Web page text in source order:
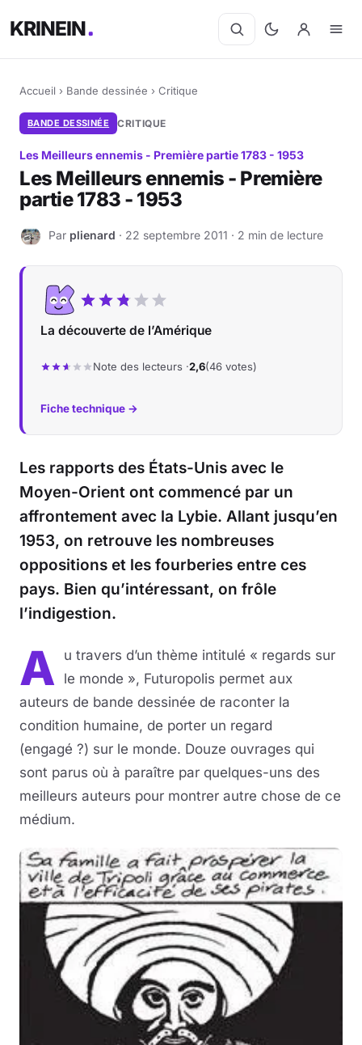
KRINEIN
Accueil › Bande dessinée › Critique
BANDE DESSINÉE CRITIQUE
Les Meilleurs ennemis - Première partie 1783 - 1953
Les Meilleurs ennemis - Première
partie 1783 - 1953
P Par plienard · 22 septembre 2011 · 2 min de lecture
La découverte de l’Amérique
Note des lecteurs ·2,6(46 votes)
Fiche technique →
Les rapports des États-Unis avec le
Moyen-Orient ont commencé par un
affrontement avec la Lybie. Allant jusqu’en
1953, on retrouve les nombreuses
oppositions et les fourberies entre ces
pays. Bien qu’intéressant, on frôle
l’indigestion.
A u travers d’un thème intitulé « regards sur
le monde », Futuropolis permet aux
auteurs de bande dessinée de raconter la
condition humaine, de porter un regard
(engagé ?) sur le monde. Douze ouvrages qui
sont parus où à paraître par quelques-uns des
meilleurs auteurs pour montrer autre chose de ce
médium.